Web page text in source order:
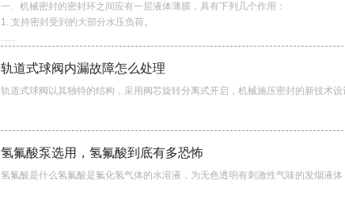
一、机械密封的密封环之间应有一层液体薄膜，具有下列几个作用：
1. 支持密封受到的大部分水压负荷。
......
轨道式球阀内漏故障怎么处理
轨道式球阀以其独特的结构，采用阀芯旋转分离式开启，机械施压密封的新技术
氢氟酸泵选用，氢氟酸到底有多恐怖
氢氟酸是什么氢氟酸是氟化氢气体的水溶液，为无色透明有刺激性气味的发烟液体